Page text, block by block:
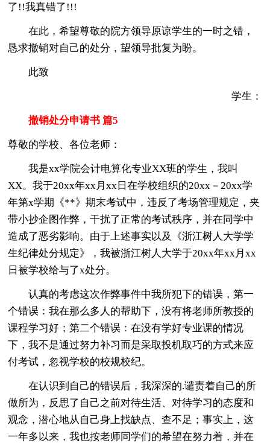
了!!我真错了!!!
在此，希望尊敬的院方领导原谅学生的一时之错，
恳求撤销对自己的处分，望领导批复为盼。
此致
学生：
撤销处分申请书 篇5
尊敬的学校、各位老师：
我是xx学院会计电算化专业XX班的学生，我叫
XX。我于20xx年xx月xx日在学校组织的20xx－20xx学
年第x学期《**》期末考试中，违反了考场管理规定，夹
带小抄企图作弊，干扰了正常的考试秩序，并在同学中
造成了恶劣影响。由于上述事实以及《浙江树人大学学
生纪律处分规定》，我被浙江树人大学于20xx年xx月xx
日被学校给与了x处分。
认真的考虑这次作弊事件中我所犯下的错误，第一
个错误：我在那么多人的帮助下，没有将老师所教授的
课程学习好；第二个错误：在没有学好专业课的情况
下，我不是通过努力补习而是采取投机取巧的方式来应
付考试，忽视学校的校规校纪。
在认识到自己的错误后，我深深的.谴责着自己的所
做所为，反思了自己之前对待生活、对待学习的态度和
观念，潜心地从自己身上找缺点、查不足；事实上，这
一年多以来，我也按老师同学们的希望在努力着，并在